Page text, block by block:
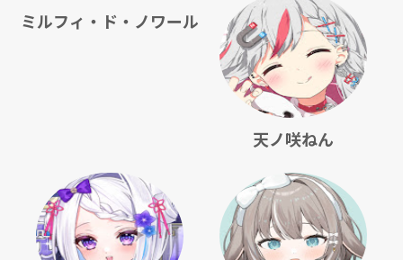
ミルフィ・ド・ノワール
天ノ咲ねん